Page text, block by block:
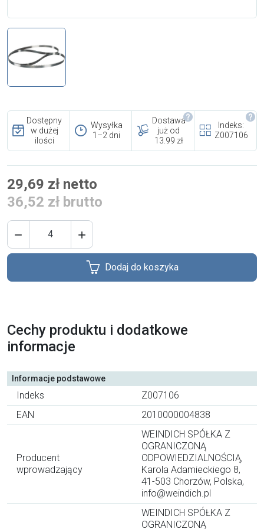
Skontaktuj się z nami
EFA: Historia i oferta
urządzeń dla przetwórstwa
mięsnego
Dostępny
w dużej
ilości
Wysyłka
1–2 dni
Dostawa
już od
13.99 zł
Indeks:
Z007106
29,69 zł netto
36,52 zł brutto
 
Dodaj do koszyka
Cechy produktu i dodatkowe
informacje
Informacje podstawowe
Indeks
Z007106
EAN
2010000004838
Producent
wprowadzający
WEINDICH SPÓŁKA Z
OGRANICZONĄ
ODPOWIEDZIALNOŚCIĄ,
Karola Adamieckiego 8,
41-503 Chorzów, Polska,
info@weindich.pl
WEINDICH SPÓŁKA Z
OGRANICZONĄ